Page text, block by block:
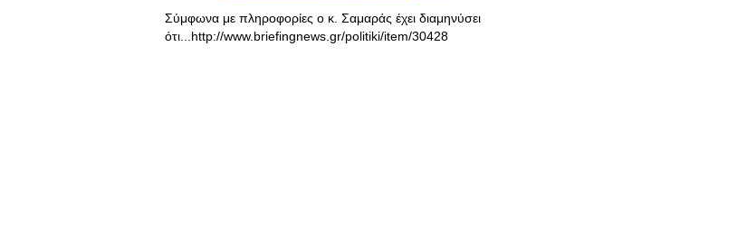
Σύμφωνα με πληροφορίες ο κ. Σαμαράς έχει διαμηνύσει
ότι...http://www.briefingnews.gr/politiki/item/30428